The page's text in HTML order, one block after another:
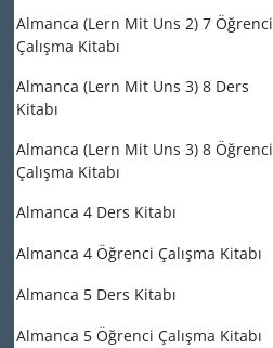
Almanca (Lern Mit Uns 2) 7 Öğrenci
Çalışma Kitabı
Almanca (Lern Mit Uns 3) 8 Ders
Kitabı
Almanca (Lern Mit Uns 3) 8 Öğrenci
Çalışma Kitabı
Almanca 4 Ders Kitabı
Almanca 4 Öğrenci Çalışma Kitabı
Almanca 5 Ders Kitabı
Almanca 5 Öğrenci Çalışma Kitabı